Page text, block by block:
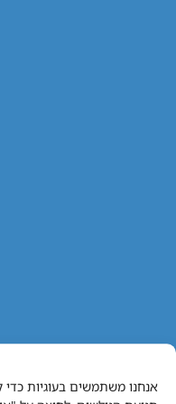
אנחנו משתמשים בעוגיות